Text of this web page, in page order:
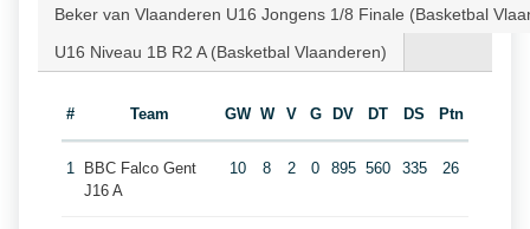
Beker van Vlaanderen U16 Jongens 1/8 Finale (Basketbal
U16 Niveau 1B R2 A (Basketbal Vlaanderen)
# Team GW W V G DV DT DS Ptn
1
BBC Falco Gent
J16 A
10 8 2 0 895 560 335 26